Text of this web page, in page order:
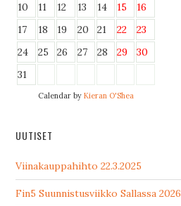
10
11 12 13 14 15
16
17
18 19 20 21 22
23
24
25 26 27 28 29
30
31
Calendar byKieran O'Shea
UUTISET
Viinakauppahihto 22.3.2025
Fin5 Suunnistusviikko Sallassa 2026